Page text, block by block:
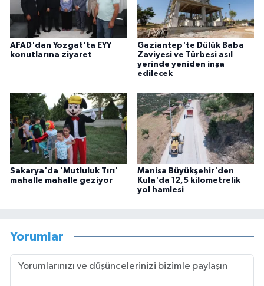
AFAD'dan Yozgat'ta EYY
konutlarına ziyaret
Gaziantep'te Dülük Baba
Zaviyesi ve Türbesi asıl
yerinde yeniden inşa
edilecek
Sakarya'da 'Mutluluk Tırı'
mahalle mahalle geziyor
Manisa Büyükşehir'den
Kula'da 12,5 kilometrelik
yol hamlesi
Yorumlar